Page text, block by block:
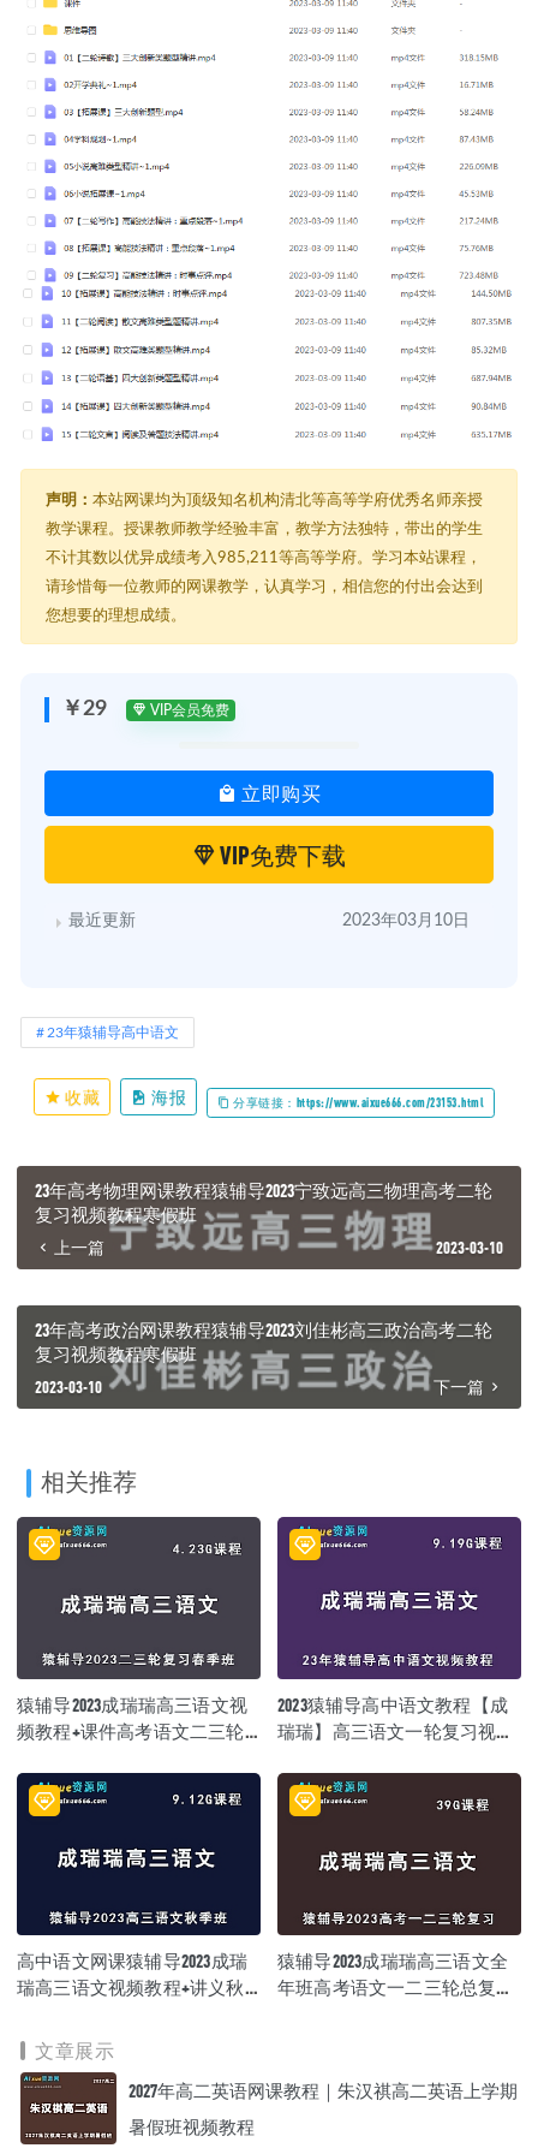
声明： 本站网课均为顶级知名机构清北等高等学府优秀名师亲授
教学课程。授课教师教学经验丰富，教学方法独特，带出的学生
不计其数以优异成绩考入985,211等高等学府。学习本站课程，
请珍惜每一位教师的网课教学，认真学习，相信您的付出会达到
您想要的理想成绩。
￥29 VIP会员免费
立即购买
VIP免费下载
最近更新 2023年03月10日
23年猿辅导高中语文
收藏 海报 分享链接：https://www.aixue666.com/23153.html
23年高考物理网课教程猿辅导2023宁致远高三物理高考二轮
复习视频教程寒假班
上一篇 2023-03-10
23年高考政治网课教程猿辅导2023刘佳彬高三政治高考二轮
复习视频教程寒假班
2023-03-10 下一篇
相关推荐
猿辅导2023成瑞瑞高三语文视
频教程+课件高考语文二三轮
2023猿辅导高中语文教程【成
瑞瑞】高三语文一轮复习视频
高中语文网课猿辅导2023成瑞
瑞高三语文视频教程+讲义秋
猿辅导2023成瑞瑞高三语文全
年班高考语文一二三轮总复习
文章展示
2027年高二英语网课教程｜朱汉祺高二英语上学期
暑假班视频教程